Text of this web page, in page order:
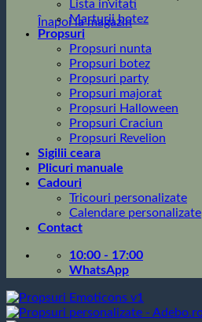
Înapoi la magazin
Lista invitati
Marturii botez
Propsuri
Propsuri nunta
Propsuri botez
Propsuri party
Propsuri majorat
Propsuri Halloween
Propsuri Craciun
Propsuri Revelion
Sigilii ceara
Plicuri manuale
Cadouri
Tricouri personalizate
Calendare personalizate
Contact
10:00 - 17:00
WhatsApp